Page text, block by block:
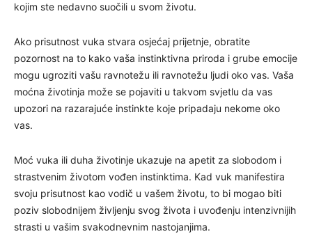
kojim ste nedavno suočili u svom životu.
Ako prisutnost vuka stvara osjećaj prijetnje, obratite
pozornost na to kako vaša instinktivna priroda i grube emocije
mogu ugroziti vašu ravnotežu ili ravnotežu ljudi oko vas. Vaša
moćna životinja može se pojaviti u takvom svjetlu da vas
upozori na razarajuće instinkte koje pripadaju nekome oko
vas.
Moć vuka ili duha životinje ukazuje na apetit za slobodom i
strastvenim životom vođen instinktima. Kad vuk manifestira
svoju prisutnost kao vodič u vašem životu, to bi mogao biti
poziv slobodnijem življenju svog života i uvođenju intenzivnijih
strasti u vašim svakodnevnim nastojanjima.